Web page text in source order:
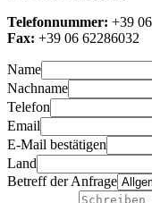
Telefonnummer: +39
Fax: +39 06 62286032
Name
Nachname
Telefon
Email
E-Mail bestätigen
Land
Betreff der Anfrage